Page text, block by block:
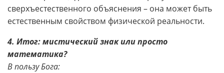
сверхъестественного объяснения – она может быть
естественным свойством физической реальности.
4. Итог: мистический знак или просто
математика?
В пользу Бога: